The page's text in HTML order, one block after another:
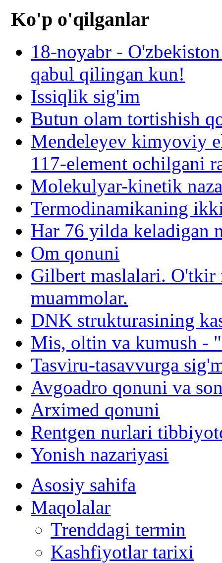
Ko'p o'qilganlar
18-noyabr -
qabul qilingan kun!
Issiqlik sig'im
Butun olam tortishish
Mendeleyev kimyoviy
117-element ochilgani
Molekulyar-kinetik
Termodinamikaning
Har 76 yilda keladigan
Om qonuni
Gilbert maslalari. O'tkir
muammolar.
DNK strukturasining
Mis, oltin va kumush -
Tasviru-tasavvurga
Avgoadro qonuni va
Arximed qonuni
Rentgen nurlari
Yonish nazariyasi
Asosiy sahifa
Maqolalar
Trenddagi termin
Kashfiyotlar tarixi